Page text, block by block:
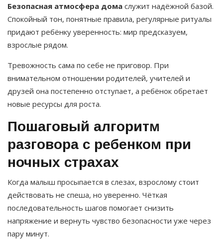
Безопасная атмосфера дома служит надёжной базой.
Спокойный тон, понятные правила, регулярные ритуалы
придают ребёнку уверенность: мир предсказуем,
взрослые рядом.
Тревожность сама по себе не приговор. При
внимательном отношении родителей, учителей и
друзей она постепенно отступает, а ребёнок обретает
новые ресурсы для роста.
Пошаговый алгоритм
разговора с ребенком при
ночных страхах
Когда малыш просыпается в слезах, взрослому стоит
действовать не спеша, но уверенно. Чёткая
последовательность шагов помогает снизить
напряжение и вернуть чувство безопасности уже через
пару минут.